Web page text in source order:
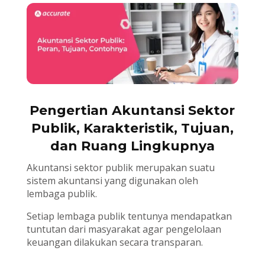
Pengertian Akuntansi Sektor
Publik, Karakteristik, Tujuan,
dan Ruang Lingkupnya
Akuntansi sektor publik merupakan suatu
sistem akuntansi yang digunakan oleh
lembaga publik.
Setiap lembaga publik tentunya mendapatkan
tuntutan dari masyarakat agar pengelolaan
keuangan dilakukan secara transparan.